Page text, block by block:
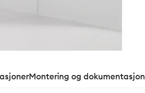
Montering og dokumentasjon